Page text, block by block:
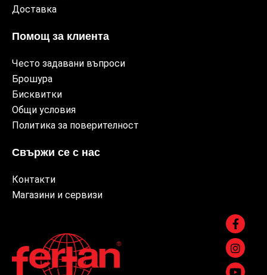
Доставка
Помощ за клиента
Често задавани въпроси
Брошура
Бисквитки
Общи условия
Политика за поверителност
Свържи се с нас
Контакти
Магазини и сервизи